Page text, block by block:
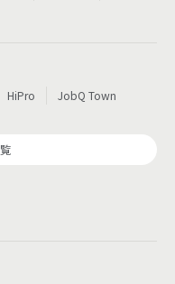
HiPro JobQ Town